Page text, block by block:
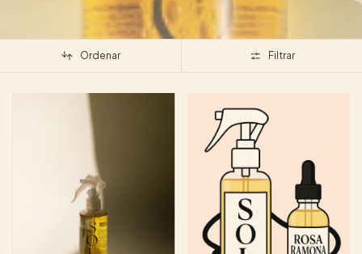
Ordenar Filtrar